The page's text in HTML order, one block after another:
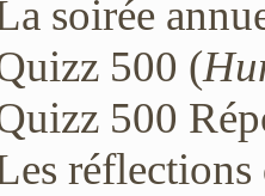
soirée
500 (
500